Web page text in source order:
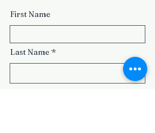
First Name
Last Name